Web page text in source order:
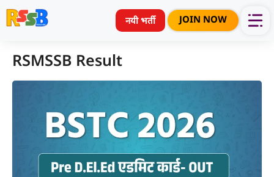
Skip
नयी भर्ती JOIN NOW
RSMSSB Result